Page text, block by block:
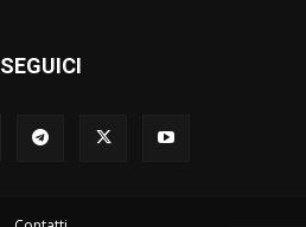
SEGUICI